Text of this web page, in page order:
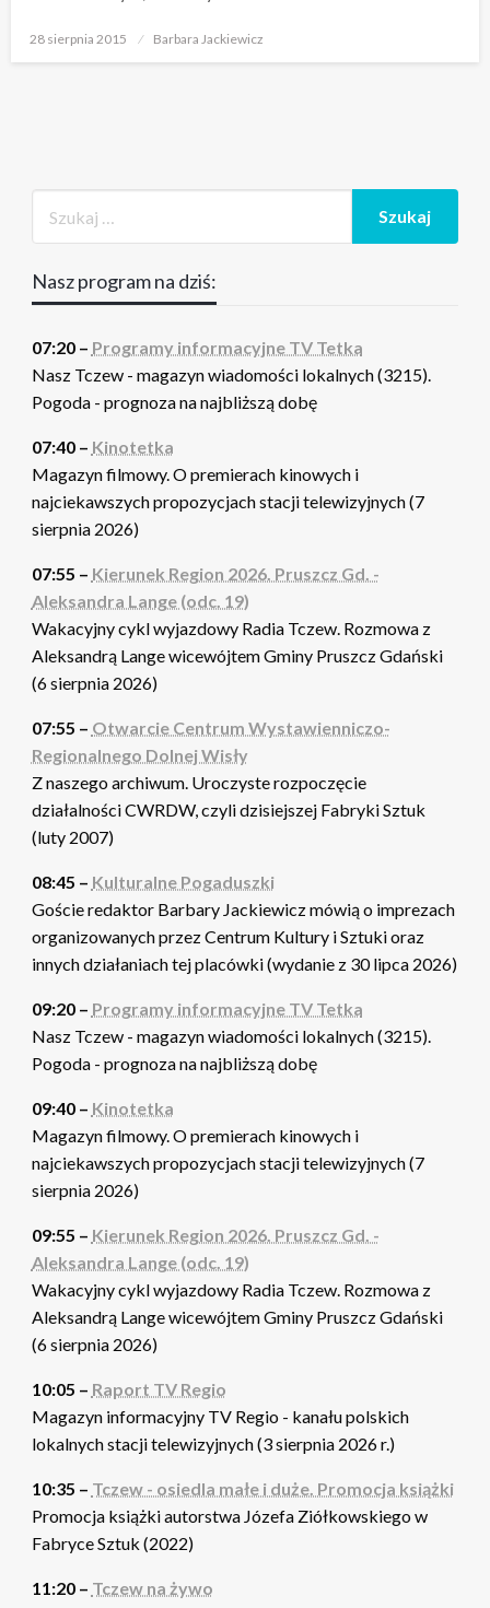
Opublikowane
28 sierpnia 2015 Barbara Jackiewicz
Nasz program na dziś:
07:20 – Programy informacyjne TV Tetka
Nasz Tczew - magazyn wiadomości lokalnych (3215).
Pogoda - prognoza na najbliższą dobę
07:40 – Kinotetka
Magazyn filmowy. O premierach kinowych i
najciekawszych propozycjach stacji telewizyjnych (7
sierpnia 2026)
07:55 – Kierunek Region 2026. Pruszcz Gd. -
Aleksandra Lange (odc. 19)
Wakacyjny cykl wyjazdowy Radia Tczew. Rozmowa z
Aleksandrą Lange wicewójtem Gminy Pruszcz Gdański
(6 sierpnia 2026)
07:55 – Otwarcie Centrum Wystawienniczo-
Regionalnego Dolnej Wisły
Z naszego archiwum. Uroczyste rozpoczęcie
działalności CWRDW, czyli dzisiejszej Fabryki Sztuk
(luty 2007)
08:45 – Kulturalne Pogaduszki
Goście redaktor Barbary Jackiewicz mówią o imprezach
organizowanych przez Centrum Kultury i Sztuki oraz
innych działaniach tej placówki (wydanie z 30 lipca 2026)
09:20 – Programy informacyjne TV Tetka
Nasz Tczew - magazyn wiadomości lokalnych (3215).
Pogoda - prognoza na najbliższą dobę
09:40 – Kinotetka
Magazyn filmowy. O premierach kinowych i
najciekawszych propozycjach stacji telewizyjnych (7
sierpnia 2026)
09:55 – Kierunek Region 2026. Pruszcz Gd. -
Aleksandra Lange (odc. 19)
Wakacyjny cykl wyjazdowy Radia Tczew. Rozmowa z
Aleksandrą Lange wicewójtem Gminy Pruszcz Gdański
(6 sierpnia 2026)
10:05 – Raport TV Regio
Magazyn informacyjny TV Regio - kanału polskich
lokalnych stacji telewizyjnych (3 sierpnia 2026 r.)
10:35 – Tczew - osiedla małe i duże. Promocja książki
Promocja książki autorstwa Józefa Ziółkowskiego w
Fabryce Sztuk (2022)
11:20 – Tczew na żywo